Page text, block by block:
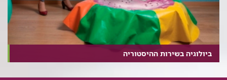
ביולוגיה בשירות ההיסטוריה